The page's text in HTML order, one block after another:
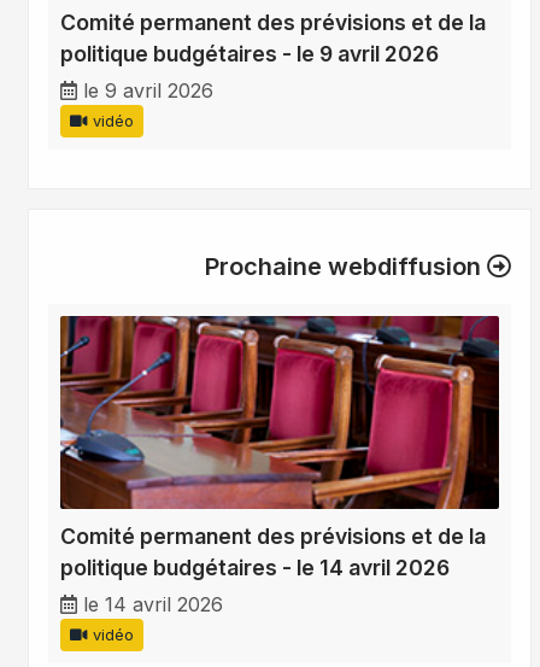
Comité permanent des prévisions et de la
politique budgétaires - le 9 avril 2026
le 9 avril 2026
vidéo
Prochaine webdiffusion
Comité permanent des prévisions et de la
politique budgétaires - le 14 avril 2026
le 14 avril 2026
vidéo